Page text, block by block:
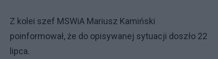
Z kolei szef MSWiA Mariusz Kamiński
poinformował, że do opisywanej sytuacji doszło 22
lipca.